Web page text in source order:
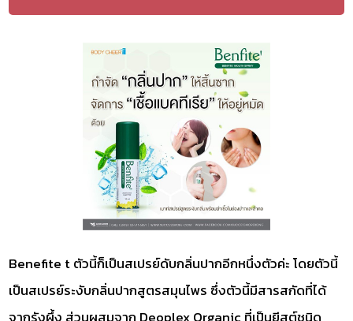
Benefite t ตัวนี้ก็เป็นสเปรย์ดับกลิ่นปากอีกหนึ่งตัวค่ะ โดยตัวนี้
เป็นสเปรย์ระงับกลิ่นปากสูตรสมุนไพร ซึ่งตัวนี้มีสารสกัดที่ได้
จากรังผึ้ง ส่วนผสมจาก Deoplex Organic ที่เป็นยีสต์ชนิด